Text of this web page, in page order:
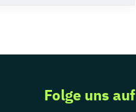
Folge uns auf